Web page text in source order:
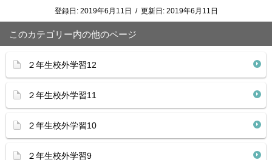
登録日: 2019年6月11日 / 更新日: 2019年6月11日
このカテゴリー内の他のページ
２年生校外学習12
２年生校外学習11
２年生校外学習10
２年生校外学習9